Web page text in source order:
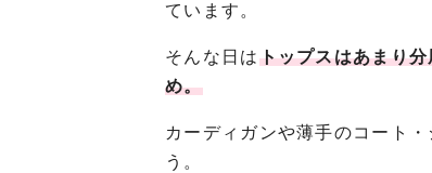
ています。
そんな日はトップスはあまり
め。
カーディガンや薄手のコート
う。